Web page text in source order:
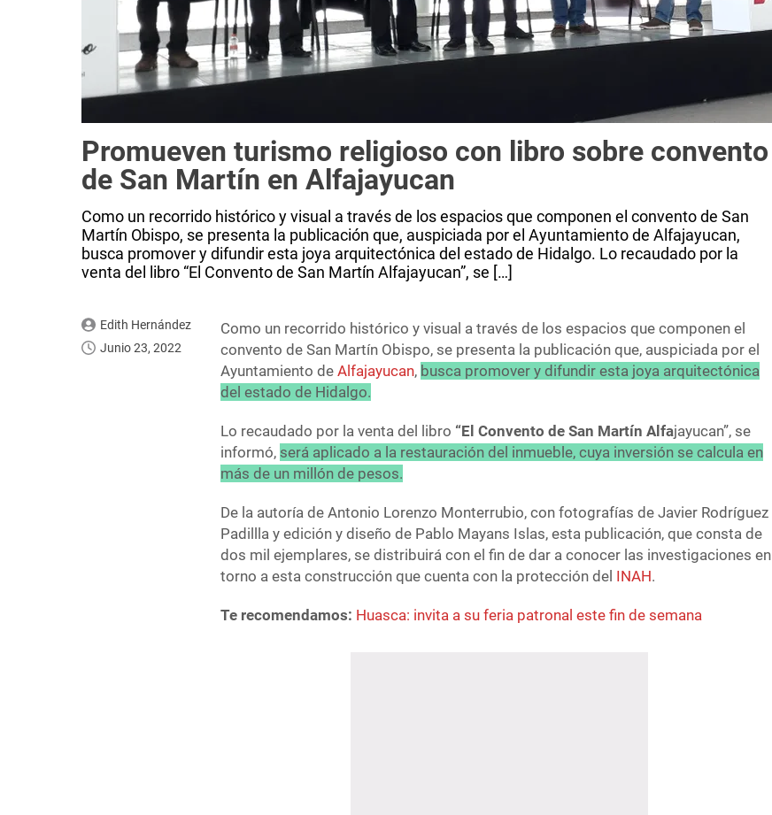
Promueven turismo religioso con libro sobre convento
de San Martín en Alfajayucan
Como un recorrido histórico y visual a través de los espacios que componen el convento de San
Martín Obispo, se presenta la publicación que, auspiciada por el Ayuntamiento de Alfajayucan,
busca promover y difundir esta joya arquitectónica del estado de Hidalgo. Lo recaudado por la
venta del libro “El Convento de San Martín Alfajayucan”, se […]
Edith Hernández
Junio 23, 2022
Como un recorrido histórico y visual a través de los espacios que componen el
convento de San Martín Obispo, se presenta la publicación que, auspiciada por el
Ayuntamiento deAlfajayucan, busca promover y difundir esta joya arquitectónica
del estado de Hidalgo.
Lo recaudado por la venta del libro “El Convento de San Martín Alfajayucan”, se
informó, será aplicado a la restauración del inmueble, cuya inversión se calcula en
más de un millón de pesos.
De la autoría de Antonio Lorenzo Monterrubio, con fotografías de Javier Rodríguez
Padillla y edición y diseño de Pablo Mayans Islas, esta publicación, que consta de
dos mil ejemplares, se distribuirá con el fin de dar a conocer las investigaciones en
torno a esta construcción que cuenta con la protección del INAH.
Te recomendamos: Huasca: invita a su feria patronal este fin de semana